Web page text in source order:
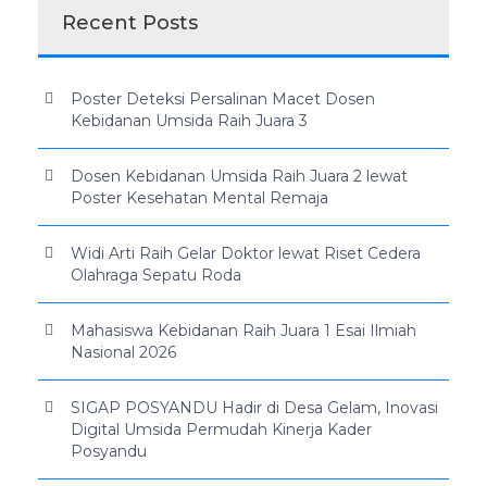
Recent Posts
Poster Deteksi Persalinan Macet Dosen
Kebidanan Umsida Raih Juara 3
Dosen Kebidanan Umsida Raih Juara 2 lewat
Poster Kesehatan Mental Remaja
Widi Arti Raih Gelar Doktor lewat Riset Cedera
Olahraga Sepatu Roda
Mahasiswa Kebidanan Raih Juara 1 Esai Ilmiah
Nasional 2026
SIGAP POSYANDU Hadir di Desa Gelam, Inovasi
Digital Umsida Permudah Kinerja Kader
Posyandu